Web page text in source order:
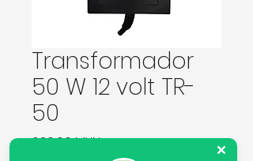
Transformador
50 W 12 volt TR-
50
639,00 MXNPrecio